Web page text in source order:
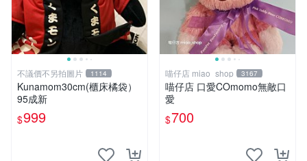
不議價不另拍圖片 1114
Kunamom30cm(櫃床橘袋）
95成新
$999
喵仔店 miao_shop 3167
喵仔店 口愛COmomo無敵口
愛
$700